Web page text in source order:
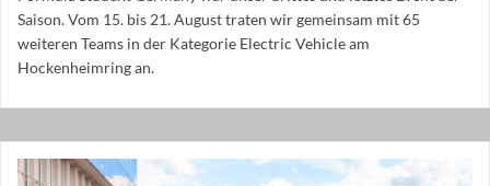
Saison. Vom 15. bis 21. August traten wir gemeinsam mit 65
weiteren Teams in der Kategorie Electric Vehicle am
Hockenheimring an.